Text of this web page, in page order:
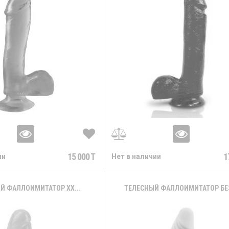
15 000 T Нет в наличии
ФАЛЛОИМИТАТОР XX... ТЕЛЕСНЫЙ ФАЛЛОИМИТАТОР